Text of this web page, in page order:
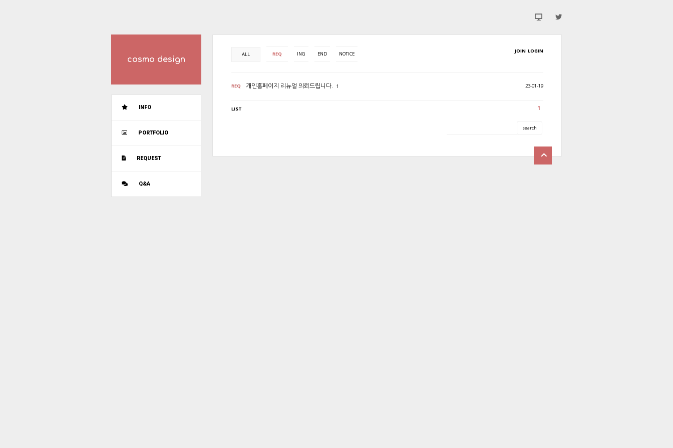
cosmo design
INFO
PORTFOLIO
REQUEST
Q&A
ALL REQ ING END NOTICE JOIN LOGIN
REQ 개인홈페이지 리뉴얼 의뢰드립니다. 1 23-01-19
LIST 1